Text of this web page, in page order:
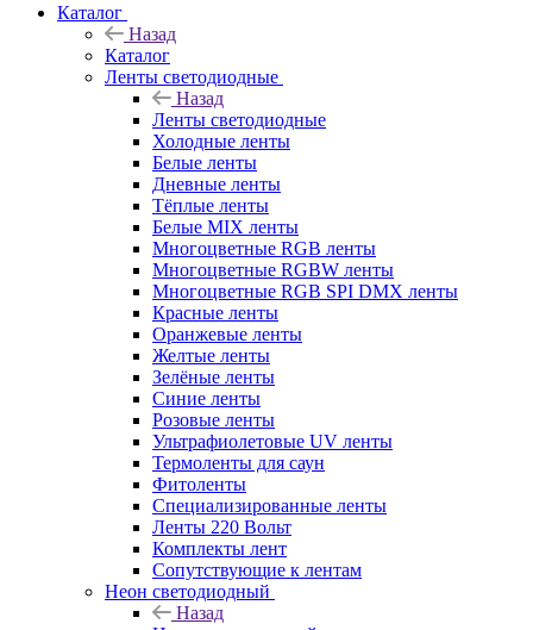
Каталог
Назад
Каталог
Ленты светодиодные
Назад
Ленты светодиодные
Холодные ленты
Белые ленты
Дневные ленты
Тёплые ленты
Белые MIX ленты
Многоцветные RGB ленты
Многоцветные RGBW ленты
Многоцветные RGB SPI DMX ленты
Красные ленты
Оранжевые ленты
Желтые ленты
Зелёные ленты
Синие ленты
Розовые ленты
Ультрафиолетовые UV ленты
Термоленты для саун
Фитоленты
Специализированные ленты
Ленты 220 Вольт
Комплекты лент
Сопутствующие к лентам
Неон светодиодный
Назад